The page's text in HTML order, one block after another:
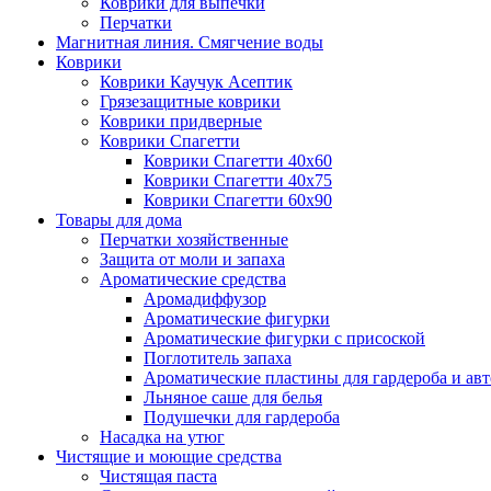
Перчатки
Магнитная линия. Смягчение воды
Коврики
Коврики Каучук Асептик
Грязезащитные коврики
Коврики придверные
Коврики Спагетти
Коврики Спагетти 40х60
Коврики Спагетти 40х75
Коврики Спагетти 60х90
Товары для дома
Перчатки хозяйственные
Защита от моли и запаха
Ароматические средства
Аромадиффузор
Ароматические фигурки
Ароматические фигурки с присоской
Поглотитель запаха
Ароматические пластины для гардероба и
Льняное саше для белья
Подушечки для гардероба
Насадка на утюг
Чистящие и моющие средства
Чистящая паста